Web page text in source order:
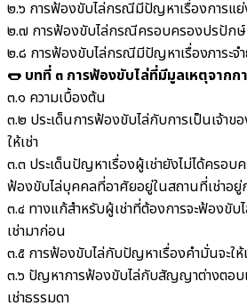
๒.๖ การฟ้องขับไล่กรณีมีปัญหาเรื่องการแ
๒.๗ การฟ้องขับไล่กรณีครอบครองปรปักษ์
๒.๘ การฟ้องขับไล่กรณีมีปัญหาเรื่องภาระจ
🌭 บทที่ ๓ การฟ้องขับไล่ที่มีมูลเหตุจากกา
๓.๑ ความเบื้องต้น
๓.๒ ประเด็นการฟ้องขับไล่กับการเป็นเจ้า
ให้เช่า
๓.๓ ประเด็นปัญหาเรื่องผู้เช่ายังไม่ได้ครอบ
ฟ้องขับไล่บุคคลที่อาศัยอยู่ในสถานที่เช่าอ
๓.๔ ทางแก้สำหรับผู้เช่าที่ต้องการจะฟ้องขั
เช่ามาก่อน
๓.๕ การฟ้องขับไล่กับปัญหาเรื่องคำมั่นจะให้
๓.๖ ปัญหาการฟ้องขับไล่กับสัญญาต่างตอ
เช่าธรรมดา